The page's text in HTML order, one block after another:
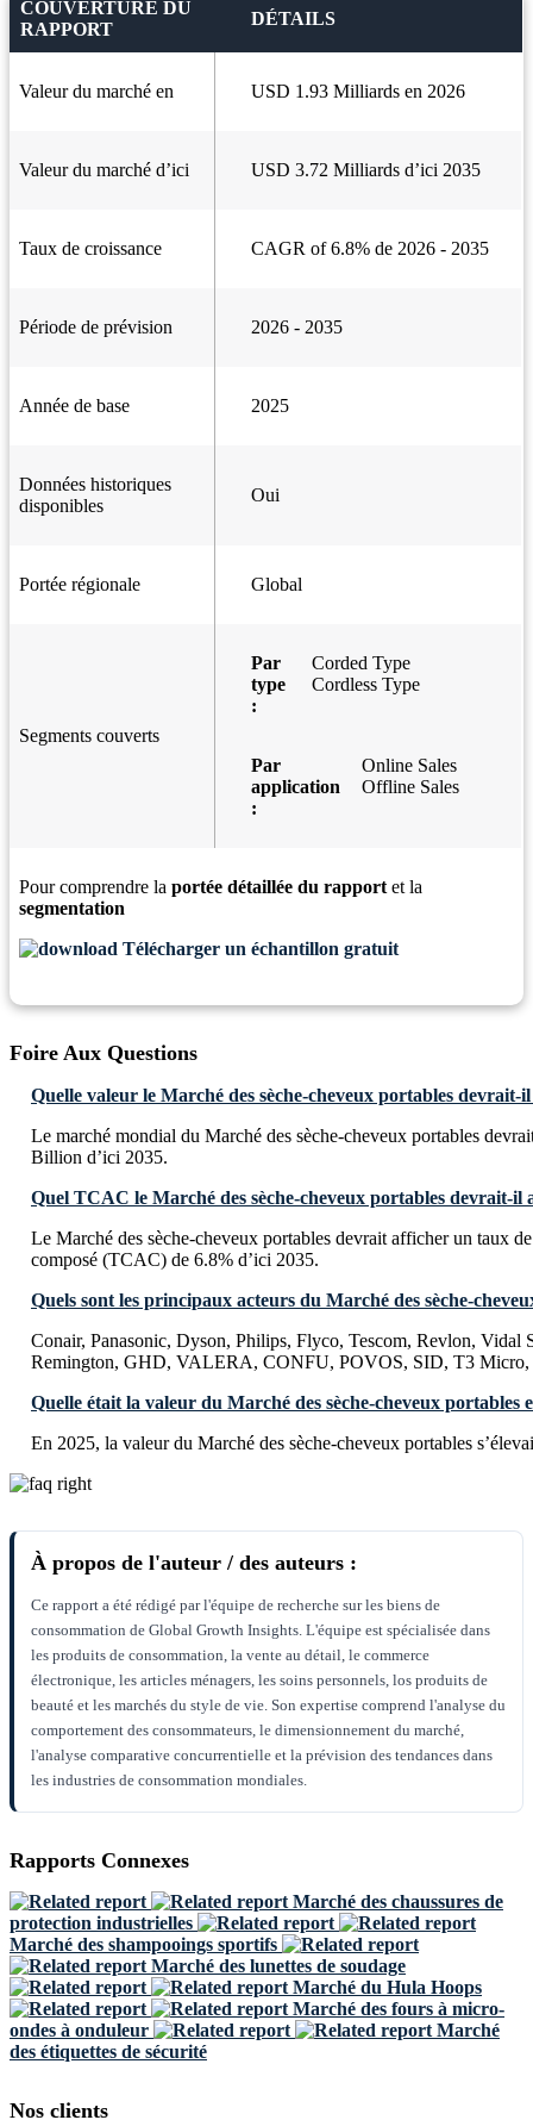
COUVERTURE DU
RAPPORT
DÉTAILS
Valeur du marché en USD 1.93 Milliards en 2026
Valeur du marché d’ici USD 3.72 Milliards d’ici 2035
Taux de croissance CAGR of 6.8% de 2026 - 2035
Période de prévision 2026 - 2035
Année de base 2025
Données historiques
disponibles
Oui
Portée régionale Global
Segments couverts
Par
type
:
Corded Type
Cordless Type
Par
application
:
Online Sales
Offline Sales
Pour comprendre la portée détaillée du rapport et la
segmentation
Télécharger un échantillon gratuit
Foire Aux Questions
Quelle valeur le Marché des sèche-cheveux portables devrait-
Le marché mondial du Marché des sèche-cheveux portables
Billion d’ici 2035.
Quel TCAC le Marché des sèche-cheveux portables devrait-il
Le Marché des sèche-cheveux portables devrait afficher un taux
composé (TCAC) de 6.8% d’ici 2035.
Quels sont les principaux acteurs du Marché des sèche-
Conair, Panasonic, Dyson, Philips, Flyco, Tescom, Revlon, Vidal
Remington, GHD, VALERA, CONFU, POVOS, SID, T3 Micro,
Quelle était la valeur du Marché des sèche-cheveux portables
En 2025, la valeur du Marché des sèche-cheveux portables
À propos de l'auteur / des auteurs :
Ce rapport a été rédigé par l'équipe de recherche sur les biens de
consommation de Global Growth Insights. L'équipe est spécialisée dans
les produits de consommation, la vente au détail, le commerce
électronique, les articles ménagers, les soins personnels, los produits de
beauté et les marchés du style de vie. Son expertise comprend l'analyse du
comportement des consommateurs, le dimensionnement du marché,
l'analyse comparative concurrentielle et la prévision des tendances dans
les industries de consommation mondiales.
Rapports Connexes
Marché des chaussures de
protection industrielles
Marché des shampooings sportifs
Marché des lunettes de soudage
Marché du Hula Hoops
Marché des fours à micro-
ondes à onduleur
Marché
des étiquettes de sécurité
Nos clients